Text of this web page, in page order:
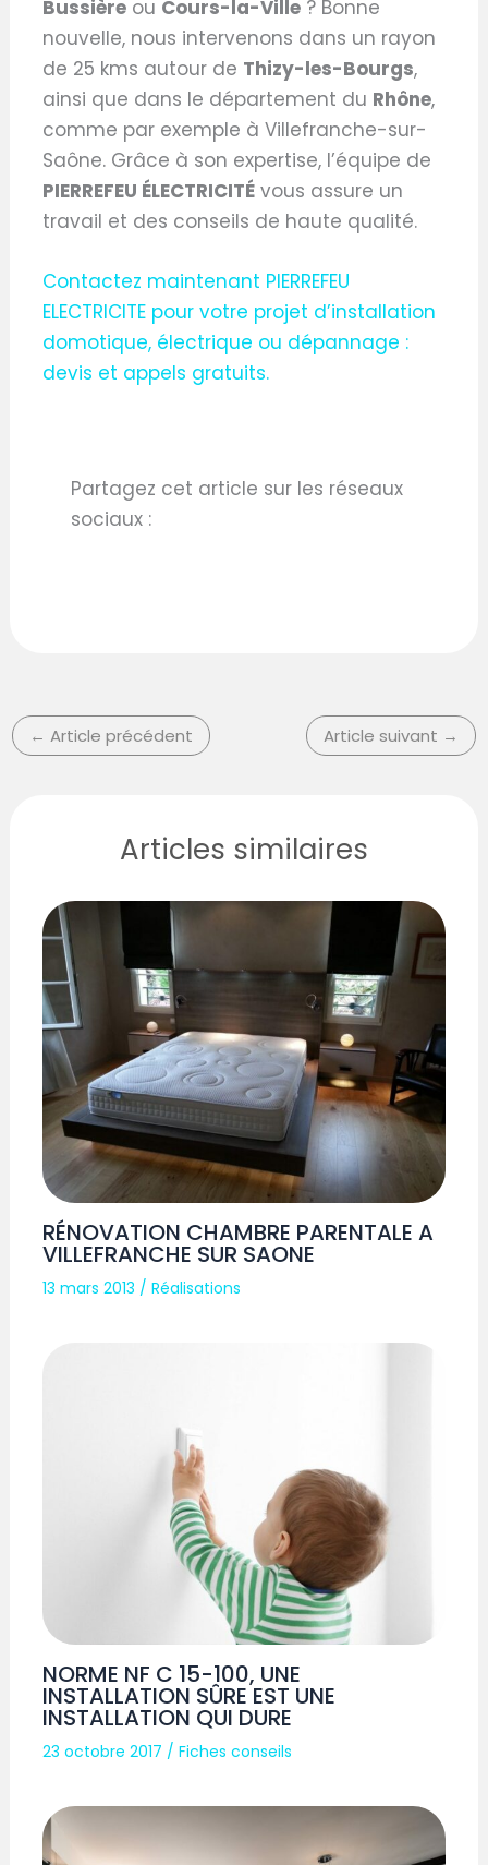
Bussière ou Cours-la-Ville ? Bonne
nouvelle, nous intervenons dans un rayon
de 25 kms autour de Thizy-les-Bourgs,
ainsi que dans le département du Rhône,
comme par exemple à Villefranche-sur-
Saône. Grâce à son expertise, l’équipe de
PIERREFEU ÉLECTRICITÉ vous assure un
travail et des conseils de haute qualité.
Contactez maintenant PIERREFEU
ELECTRICITE pour votre projet d’installation
domotique, électrique ou dépannage :
devis et appels gratuits.
Partagez cet article sur les réseaux
sociaux :
← Article précédent Article suivant →
Articles similaires
RÉNOVATION CHAMBRE PARENTALE A
VILLEFRANCHE SUR SAONE
13 mars 2013 /Réalisations
NORME NF C 15-100, UNE
INSTALLATION SÛRE EST UNE
INSTALLATION QUI DURE
23 octobre 2017 /Fiches conseils